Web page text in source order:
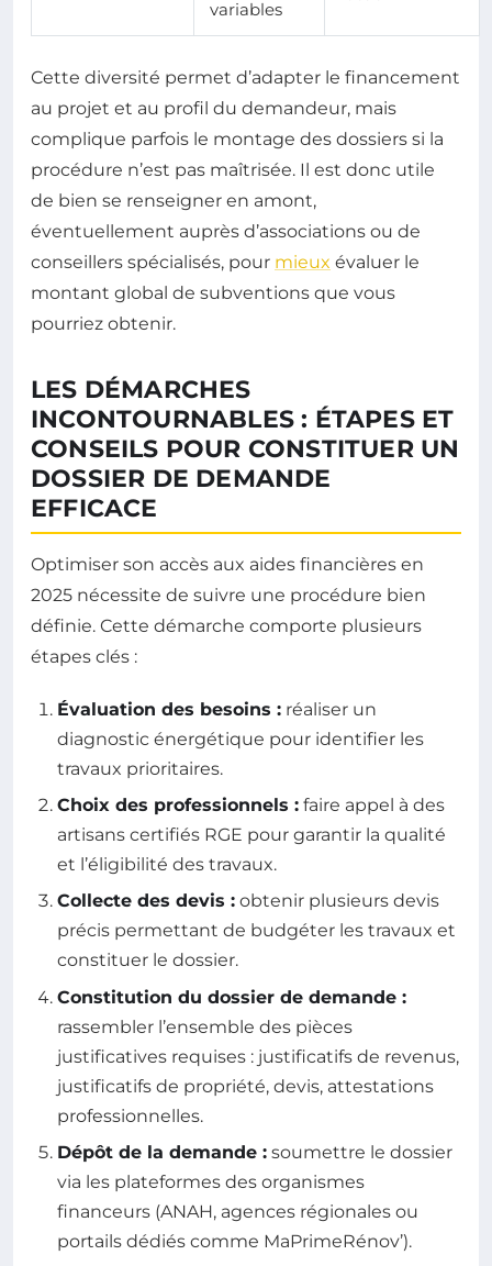
variables
Cette diversité permet d’adapter le financement
au projet et au profil du demandeur, mais
complique parfois le montage des dossiers si la
procédure n’est pas maîtrisée. Il est donc utile
de bien se renseigner en amont,
éventuellement auprès d’associations ou de
conseillers spécialisés, pour mieux évaluer le
montant global de subventions que vous
pourriez obtenir.
LES DÉMARCHES
INCONTOURNABLES : ÉTAPES ET
CONSEILS POUR CONSTITUER UN
DOSSIER DE DEMANDE
EFFICACE
Optimiser son accès aux aides financières en
2025 nécessite de suivre une procédure bien
définie. Cette démarche comporte plusieurs
étapes clés :
Évaluation des besoins : réaliser un
diagnostic énergétique pour identifier les
travaux prioritaires.
Choix des professionnels : faire appel à des
artisans certifiés RGE pour garantir la qualité
et l’éligibilité des travaux.
Collecte des devis : obtenir plusieurs devis
précis permettant de budgéter les travaux et
constituer le dossier.
Constitution du dossier de demande :
rassembler l’ensemble des pièces
justificatives requises : justificatifs de revenus,
justificatifs de propriété, devis, attestations
professionnelles.
Dépôt de la demande : soumettre le dossier
via les plateformes des organismes
financeurs (ANAH, agences régionales ou
portails dédiés comme MaPrimeRénov’).